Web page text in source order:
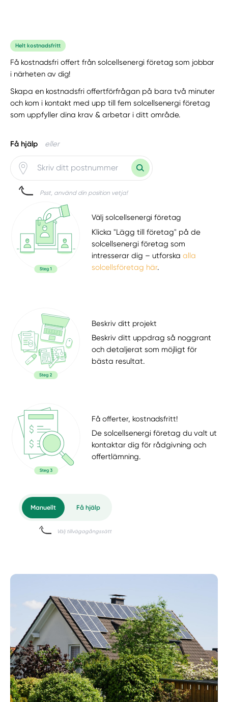
Helt kostnadsfritt
Få kostnadsfri offert från solcellsenergi företag som jobbar
i närheten av dig!
Skapa en kostnadsfri offertförfrågan på bara två minuter
och kom i kontakt med upp till fem solcellsenergi företag
som uppfyller dina krav & arbetar i ditt område.
Få hjälp eller
Psst, använd din position vetja!
Välj solcellsenergi företag
Klicka "Lägg till företag" på de
solcellsenergi företag som
intresserar dig – utforskaalla
solcellsföretag här.
Beskriv ditt projekt
Beskriv ditt uppdrag så noggrant
och detaljerat som möjligt för
bästa resultat.
Få offerter, kostnadsfritt!
De solcellsenergi företag du valt ut
kontaktar dig för rådgivning och
offertlämning.